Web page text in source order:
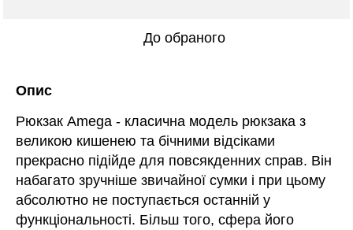
До обраного
Опис
Рюкзак Amega - класична модель рюкзака з
великою кишенею та бічними відсіками
прекрасно підійде для повсякденних справ. Він
набагато зручніше звичайної сумки і при цьому
абсолютно не поступається останній у
функціональності. Більш того, сфера його